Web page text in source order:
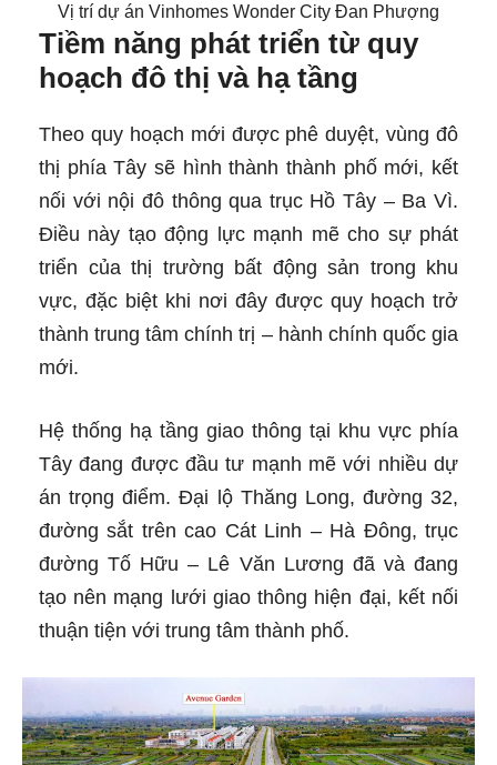
Vị trí dự án Vinhomes Wonder City Đan Phượng
Tiềm năng phát triển từ quy
hoạch đô thị và hạ tầng
Theo quy hoạch mới được phê duyệt, vùng đô
thị phía Tây sẽ hình thành thành phố mới, kết
nối với nội đô thông qua trục Hồ Tây – Ba Vì.
Điều này tạo động lực mạnh mẽ cho sự phát
triển của thị trường bất động sản trong khu
vực, đặc biệt khi nơi đây được quy hoạch trở
thành trung tâm chính trị – hành chính quốc gia
mới.
Hệ thống hạ tầng giao thông tại khu vực phía
Tây đang được đầu tư mạnh mẽ với nhiều dự
án trọng điểm. Đại lộ Thăng Long, đường 32,
đường sắt trên cao Cát Linh – Hà Đông, trục
đường Tố Hữu – Lê Văn Lương đã và đang
tạo nên mạng lưới giao thông hiện đại, kết nối
thuận tiện với trung tâm thành phố.